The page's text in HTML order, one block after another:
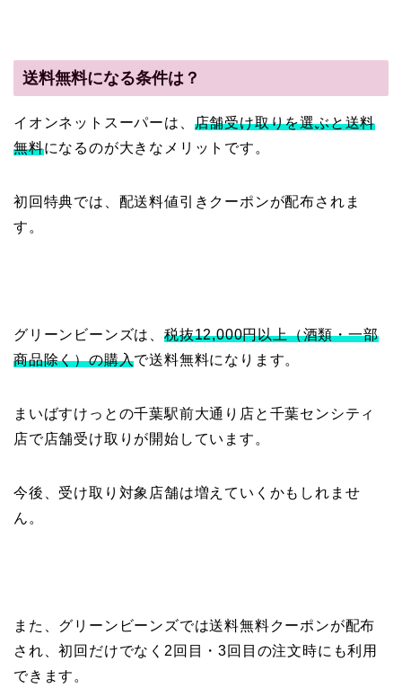
送料無料になる条件は？
イオンネットスーパーは、 店舗受け取りを選ぶと送料
無料になるのが大きなメリットです。
初回特典では、配送料値引きクーポンが配布されま
す。
グリーンビーンズは、税抜12,000円以上（酒類・一部
商品除く）の購入で送料無料になります。
まいばすけっとの千葉駅前大通り店と千葉センシティ
店で店舗受け取りが開始しています。
今後、受け取り対象店舗は増えていくかもしれませ
ん。
また、グリーンビーンズでは送料無料クーポンが配布
され、初回だけでなく2回目・3回目の注文時にも利用
できます。